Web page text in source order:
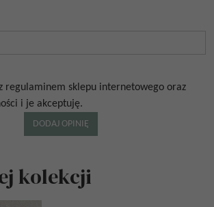
regulaminem sklepu internetowego oraz
i je akceptuję.
kolekcji